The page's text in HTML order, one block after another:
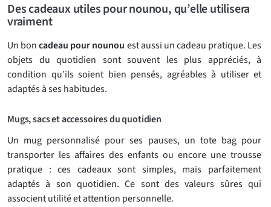
Des cadeaux utiles pour nounou, qu’elle utilisera
vraiment
Un boncadeau pour nounou est aussi un cadeau pratique. Les
objets du quotidien sont souvent les plus appréciés, à
condition qu’ils soient bien pensés, agréables à utiliser et
adaptés à ses habitudes.
Mugs, sacs et accessoires du quotidien
Un mug personnalisé pour ses pauses, un tote bag pour
transporter les affaires des enfants ou encore une trousse
pratique : ces cadeaux sont simples, mais parfaitement
adaptés à son quotidien. Ce sont des valeurs sûres qui
associent utilité et attention personnelle.